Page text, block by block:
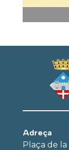
Adreça
Plaça de la